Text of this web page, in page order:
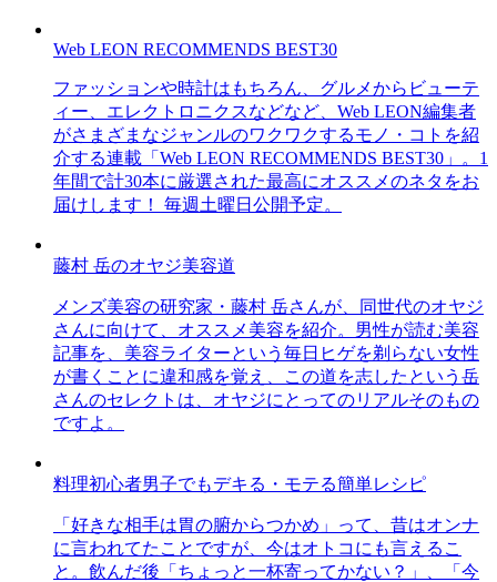
Web LEON RECOMMENDS BEST30
ファッションや時計はもちろん、グルメからビューテ
ィー、エレクトロニクスなどなど、Web LEON編集者
がさまざまなジャンルのワクワクするモノ・コトを紹
介する連載「Web LEON RECOMMENDS BEST30」。1
年間で計30本に厳選された最高にオススメのネタをお
届けします！ 毎週土曜日公開予定。
藤村 岳のオヤジ美容道
メンズ美容の研究家・藤村 岳さんが、同世代のオヤジ
さんに向けて、オススメ美容を紹介。男性が読む美容
記事を、美容ライターという毎日ヒゲを剃らない女性
が書くことに違和感を覚え、この道を志したという岳
さんのセレクトは、オヤジにとってのリアルそのもの
ですよ。
料理初心者男子でもデキる・モテる簡単レシピ
「好きな相手は胃の腑からつかめ」って、昔はオンナ
に言われてたことですが、今はオトコにも言えるこ
と。飲んだ後「ちょっと一杯寄ってかない？」、「今